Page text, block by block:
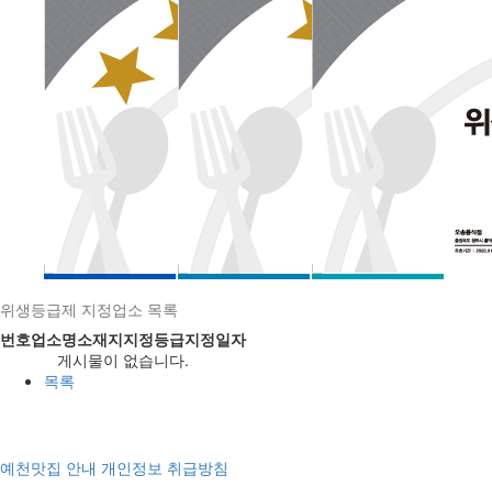
위생등급제 지정업소 목록
번호업소명소재지지정등급지정일자
게시물이 없습니다.
목록
예천맛집 안내 개인정보 취급방침